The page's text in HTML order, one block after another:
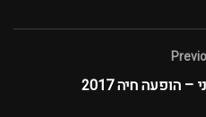
הופעה חיה 2017